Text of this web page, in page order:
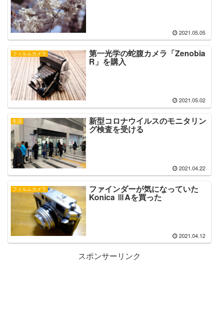
2021.05.05
フィルムカメラ 第一光学の蛇腹カメラ「Zenobia
R」を購入
2021.05.02
生活 新型コロナウイルスのモニタリン
グ検査を受ける
2021.04.22
フィルムカメラ ファインダーが気になっていた
Konica ⅢAを買った
2021.04.12
スポンサーリンク